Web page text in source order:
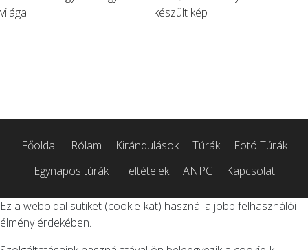
Főoldal Rólam Kirándulások Túrák
Fotó Túrák
Egynapos túrák
Feltételek ANPC Kapcsolat
Ez a weboldal sütiket (cookie-kat) használ a jobb felhasználói
élmény érdekében.